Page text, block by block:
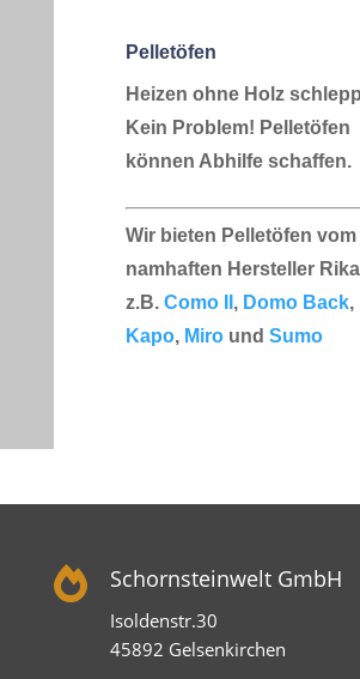
Pelletöfen
Heizen ohne Holz
Kein Problem! Pelletöfen
können Abhilfeschaffen.
Wir bieten Pelletöfen vom
namhaften Hersteller
z.B. Como II ,Domo Back,
Kapo, Miround Sumo
 Schornsteinwelt GmbH
Isoldenstr.30
45892 Gelsenkirchen